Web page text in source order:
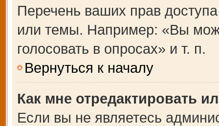
Перечень ваших прав
или темы. Например: «Вы
голосовать в опросах» и т. п.
Вернуться к началу
Как мне отредактировать
Если вы не являетесь